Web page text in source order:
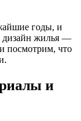
годы, и
дизайн жилья —
посмотрим, что
и